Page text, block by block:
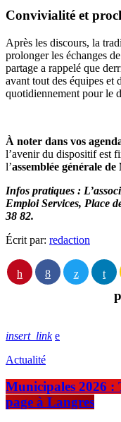
Convivialité et
Après les discours, la
prolonger les échanges
partage a rappelé que
avant tout des équipes et
quotidiennement pour le
À noter dans vos
l’avenir du dispositif est
l’assemblée générale
Infos pratiques :
Emploi Services, Place
38 82.
Écrit par: redaction
insert_link
Actualité
Municipales 2026 :
page à Langres